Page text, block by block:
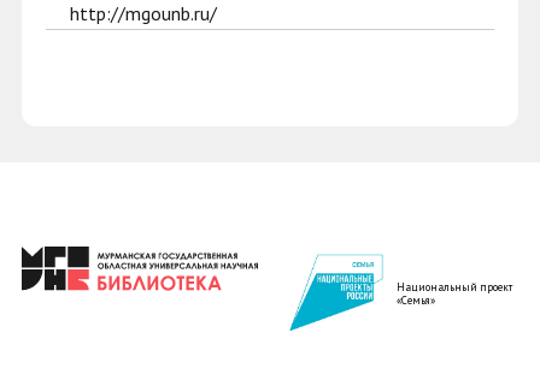
http://mgounb.ru/
Национальный проект
«Семья»